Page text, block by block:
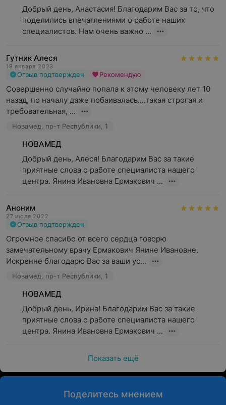
Добрый день, Анастасия! Благодарим Вас за то, что
поделились впечатлениями о работе наших
специалистов. Нам очень важно ...
Гутник Алеся
19 января 2023
Отзыв подтвержден Рекомендую
Совершенно случайно попала к этому человеку лет 10
назад, по началу даже побаивалась....такая строгая и
требовательная, ...
Новамед, пр-т Республики, 1
НОВАМЕД
Добрый день, Алеся! Благодарим Вас за такие
приятные слова о работе специалиста нашего
центра. Янина Ивановна Ермакович ...
Аноним
27 июля 2022
Отзыв подтвержден
Огромное спасибо от всего сердца говорю
замечательному врачу Ермакович Янине Ивановне.
Искренне благодарю Вас за ваши ус...
Новамед, пр-т Республики, 1
НОВАМЕД
Добрый день, Ирина! Благодарим Вас за такие
приятные слова о работе специалиста нашего
центра. Янина Ивановна Ермакович ...
Показать ещё
Поделитесь мнением